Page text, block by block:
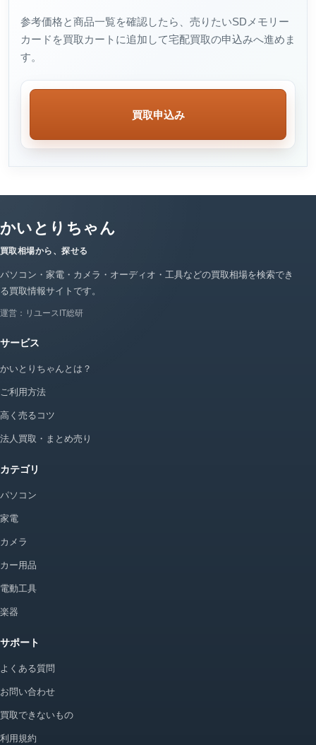
参考価格と商品一覧を確認したら、売りたいSDメモリー
カードを買取カートに追加して宅配買取の申込みへ進めま
す。
買取申込み
かいとりちゃん
買取相場から、探せる
パソコン・家電・カメラ・オーディオ・工具などの買取相場を検索でき
る買取情報サイトです。
運営：リユースIT総研
サービス
かいとりちゃんとは？
ご利用方法
高く売るコツ
法人買取・まとめ売り
カテゴリ
パソコン
家電
カメラ
カー用品
電動工具
楽器
サポート
よくある質問
お問い合わせ
買取できないもの
利用規約